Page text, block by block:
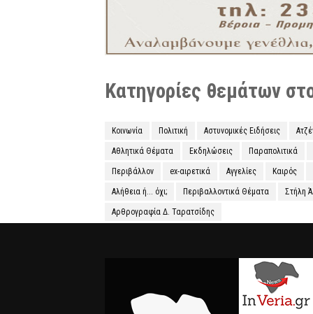
Κατηγορίες θεμάτων
Κοινωνία Πολιτική Αστυνομικές Ειδήσεις
Αθλητικά Θέματα Εκδηλώσεις Παραπολιτικά
Περιβάλλον ex-αιρετικά Αγγελίες Καιρός
Αλήθεια ή... όχι; Περιβαλλοντικά Θέματα Στήλη
Αρθρογραφία Δ. Ταρατσίδης